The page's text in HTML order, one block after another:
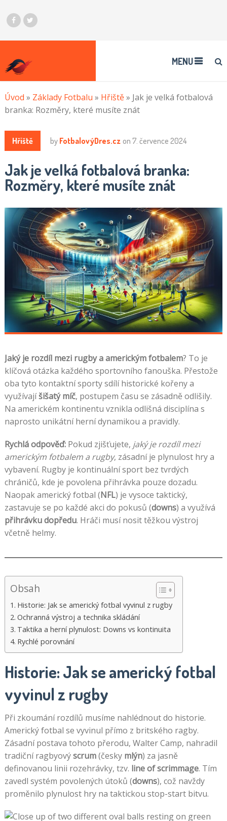
MENU
Úvod » Základy Fotbalu » Hřiště» Jak je velká fotbalová
branka: Rozměry, které musíte znát
Hřiště by FotbalovýDres.cz on 7. července 2024
Jak je velká fotbalová branka:
Rozměry, které musíte znát
Jaký je rozdíl mezi rugby a americkým fotbalem? To je
klíčová otázka každého sportovního fanouška. Přestože
oba tyto kontaktní sporty sdílí historické kořeny a
využívajíšišatý míč, postupem času se zásadně odlišily.
Na americkém kontinentu vznikla odlišná disciplína s
naprosto unikátní herní dynamikou a pravidly.
Rychlá odpověď:Pokud zjišťujete, jaký je rozdíl mezi
americkým fotbalem a rugby, zásadní je plynulost hry a
vybavení. Rugby je kontinuální sport bez tvrdých
chráničů, kde je povolena přihrávka pouze dozadu.
Naopak americký fotbal (NFL) je vysoce taktický,
zastavuje se po každé akci do pokusů (downs) a využívá
přihrávku dopředu. Hráči musí nosit těžkou výstroj
včetně helmy.
Obsah
Historie: Jak se americký fotbal vyvinul z rugby
Ochranná výstroj a technika skládání
Taktika a herní plynulost: Downs vs kontinuita
Rychlé porovnání
Historie: Jak se americký fotbal
vyvinul z rugby
Při zkoumání rozdílů musíme nahlédnout do historie.
Americký fotbal se vyvinul přímo z britského ragby.
Zásadní postava tohoto přerodu, Walter Camp, nahradil
tradiční ragbyovýscrum(česky mlýn) za jasně
definovanou linii rozehrávky, tzv. line of scrimmage. Tím
zavedl systém povolených útoků (downs), což navždy
proměnilo plynulost hry na taktickou stop-start bitvu.